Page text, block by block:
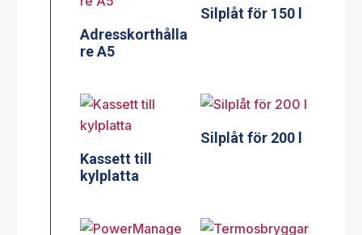
Adresskorthålla
re A5
Silplåt för 150 l
Kassett till
kylplatta
Silplåt för 200 l